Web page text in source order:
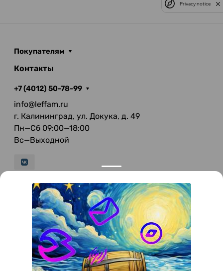
Покупателям
Контакты
+7 (4012) 50-78-99
info@leffam.ru
г. Калининград, ул. Докука, д. 49
Пн—Сб 09:00—18:00
Вс—Выходной
© 2026 LeFFAM — материалы для качественной
мягкой мебели
Получение и обработка персональных данных происходит в
соответствии с Федеральным законом от 27.07.2006 года №152-ФЗ
"О персональных данных", на условиях и для целей, определенных
Политикой конфиденциальности.
Все права защищены. Использование информации с сайта без
разрешения запрещено. Информация, указанная на сайте, не
является публичной офертой.
ООО "Мебель-Холл" ИНН: 3904613126 ОГРН: 1103925020517
Privacy notice